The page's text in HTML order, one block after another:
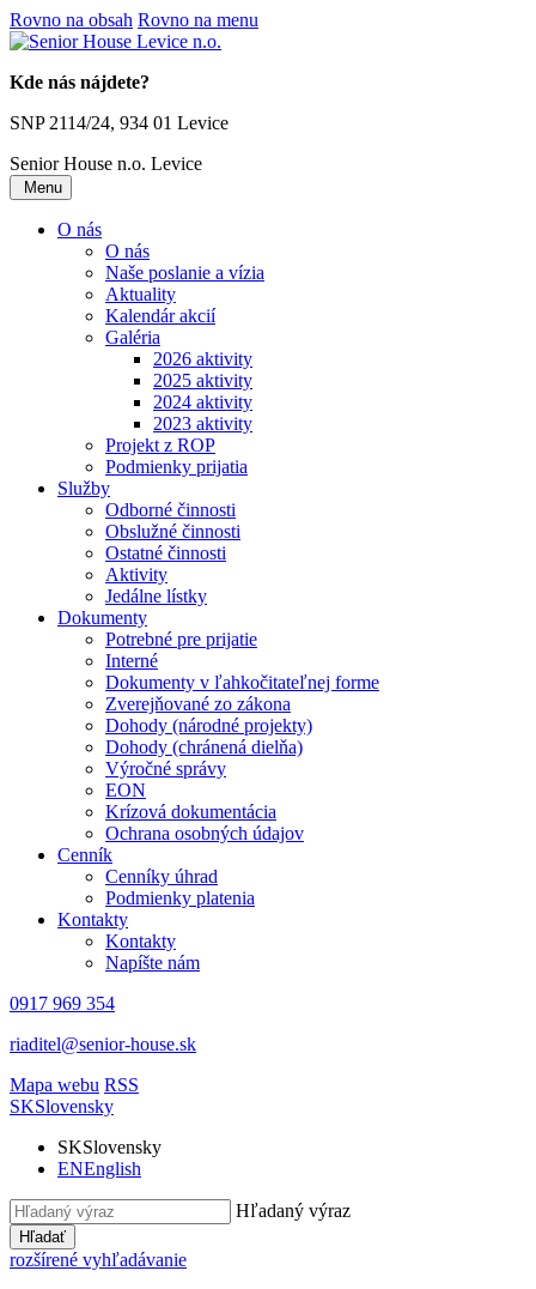
Rovno na obsah Rovno na menu
Kde nás nájdete?
SNP 2114/24, 934 01 Levice
Senior House n.o. Levice
Menu
O nás
O nás
Naše poslanie a vízia
Aktuality
Kalendár akcií
Galéria
2026 aktivity
2025 aktivity
2024 aktivity
2023 aktivity
Projekt z ROP
Podmienky prijatia
Služby
Odborné činnosti
Obslužné činnosti
Ostatné činnosti
Aktivity
Jedálne lístky
Dokumenty
Potrebné pre prijatie
Interné
Dokumenty v ľahkočitateľnej forme
Zverejňované zo zákona
Dohody (národné projekty)
Dohody (chránená dielňa)
Výročné správy
EON
Krízová dokumentácia
Ochrana osobných údajov
Cenník
Cenníky úhrad
Podmienky platenia
Kontakty
Kontakty
Napíšte nám
0917 969 354
riaditel@senior-house.sk
Mapa webu RSS
SKSlovensky
SKSlovensky
ENEnglish
Hľadaný výraz
Hľadať
rozšírené vyhľadávanie